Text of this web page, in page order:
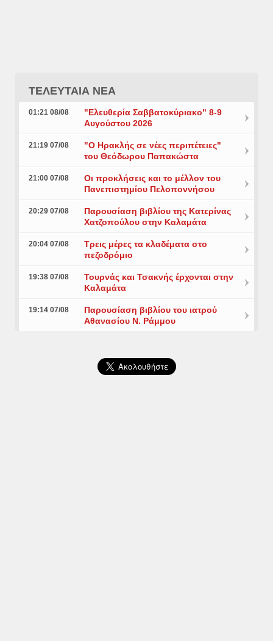
ΤΕΛΕΥΤΑΙΑ ΝΕΑ
01:21 08/08
"Ελευθερία Σαββατοκύριακο" 8-9
Αυγούστου 2026
21:19 07/08
"Ο Ηρακλής σε νέες περιπέτειες"
του Θεόδωρου Παπακώστα
21:00 07/08
Οι προκλήσεις και το μέλλον του
Πανεπιστημίου Πελοποννήσου
20:29 07/08
Παρουσίαση βιβλίου της Κατερίνας
Χατζοπούλου στην Καλαμάτα
20:04 07/08
Τρεις μέρες τα κλαδέματα στο
πεζοδρόμιο
19:38 07/08
Τουρνάς και Τσακνής έρχονται στην
Καλαμάτα
19:14 07/08
Παρουσίαση βιβλίου του ιατρού
Αθανασίου Ν. Ράμμου